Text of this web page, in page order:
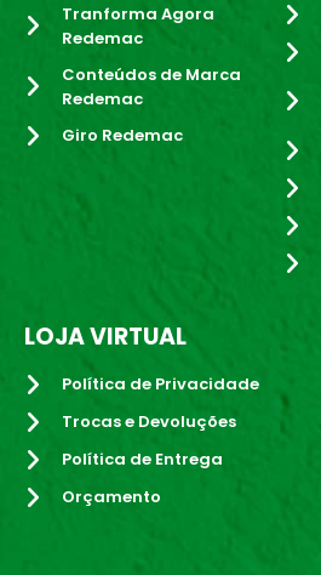
Tranforma Agora
Redemac
Conteúdos de Marca
Redemac
Giro Redemac
LOJA VIRTUAL
Política de Privacidade
Trocas e Devoluções
Política de Entrega
Orçamento